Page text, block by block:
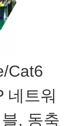
Cat6
네트워
, 동축